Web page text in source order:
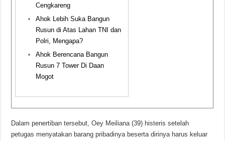
Cengkareng
Ahok Lebih Suka Bangun
Rusun di Atas Lahan TNI dan
Polri, Mengapa?
Ahok Berencana Bangun
Rusun 7 Tower Di Daan
Mogot
Dalam penertiban tersebut, Oey Meiliana (39) histeris setelah
petugas menyatakan barang pribadinya beserta dirinya harus keluar